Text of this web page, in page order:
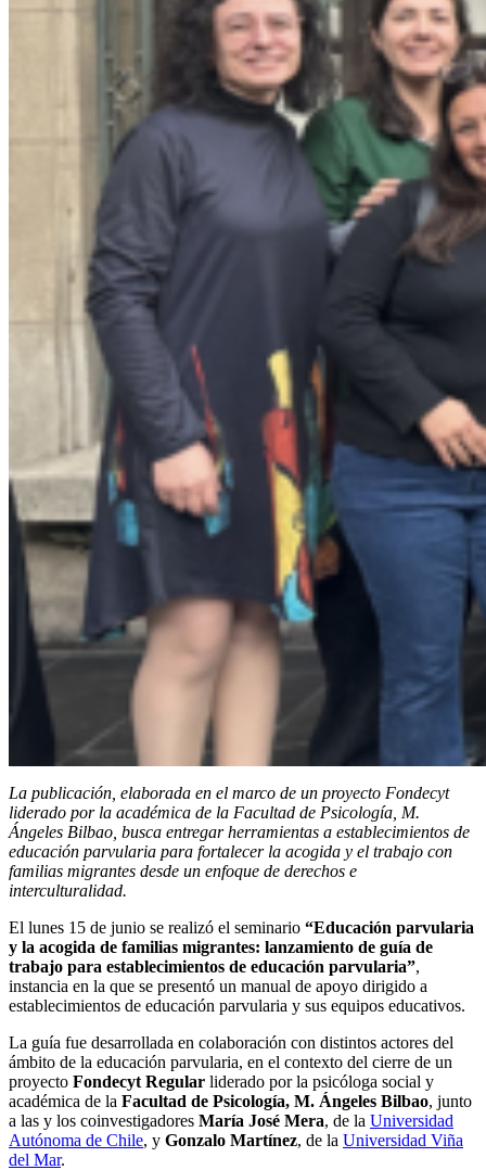
La publicación, elaborada en el marco de un proyecto Fondecyt
liderado por la académica de la Facultad de Psicología, M.
Ángeles Bilbao, busca entregar herramientas a establecimientos de
educación parvularia para fortalecer la acogida y el trabajo con
familias migrantes desde un enfoque de derechos e
interculturalidad.
El lunes 15 de junio se realizó el seminario “Educación parvularia
y la acogida de familias migrantes: lanzamiento de guía de
trabajo para establecimientos de educación parvularia”,
instancia en la que se presentó un manual de apoyo dirigido a
establecimientos de educación parvularia y sus equipos educativos.
La guía fue desarrollada en colaboración con distintos actores del
ámbito de la educación parvularia, en el contexto del cierre de un
proyecto Fondecyt Regular liderado por la psicóloga social y
académica de la Facultad de Psicología, M. Ángeles Bilbao, junto
a las y los coinvestigadores María José Mera, de la Universidad
Autónoma de Chile, y Gonzalo Martínez, de la Universidad Viña
del Mar.